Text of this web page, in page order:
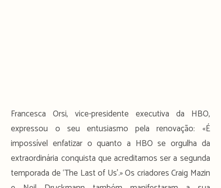
Francesca Orsi, vice-presidente executiva da HBO,
expressou o seu entusiasmo pela renovação: «É
impossível enfatizar o quanto a HBO se orgulha da
extraordinária conquista que acreditamos ser a segunda
temporada de ‘The Last of Us’.» Os criadores Craig Mazin